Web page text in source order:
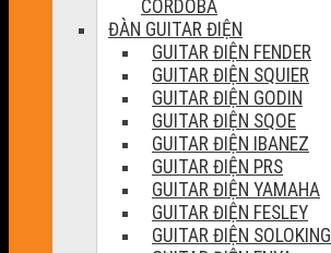
CORDOBA
ĐÀN GUITAR ĐIỆN
GUITAR ĐIỆN FENDER
GUITAR ĐIỆN SQUIER
GUITAR ĐIỆN GODIN
GUITAR ĐIỆN SQOE
GUITAR ĐIỆN IBANEZ
GUITAR ĐIỆN PRS
GUITAR ĐIỆN YAMAHA
GUITAR ĐIỆN FESLEY
GUITAR ĐIỆN SOLOKING